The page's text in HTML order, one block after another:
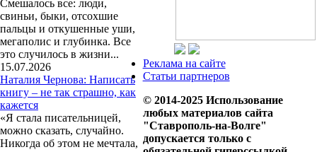
Смешалось все: люди,
свиньи, быки, отсохшие
пальцы и откушенные уши,
мегаполис и глубинка. Все
это случилось в жизни...
15.07.2026
Наталия Чернова: Написать
книгу – не так страшно, как
кажется
«Я стала писательницей,
можно сказать, случайно.
Никогда об этом не мечтала,
Реклама на сайте
Статьи партнеров
© 2014-2025 Использование
любых материалов сайта
"Ставрополь-на-Волге"
допускается только с